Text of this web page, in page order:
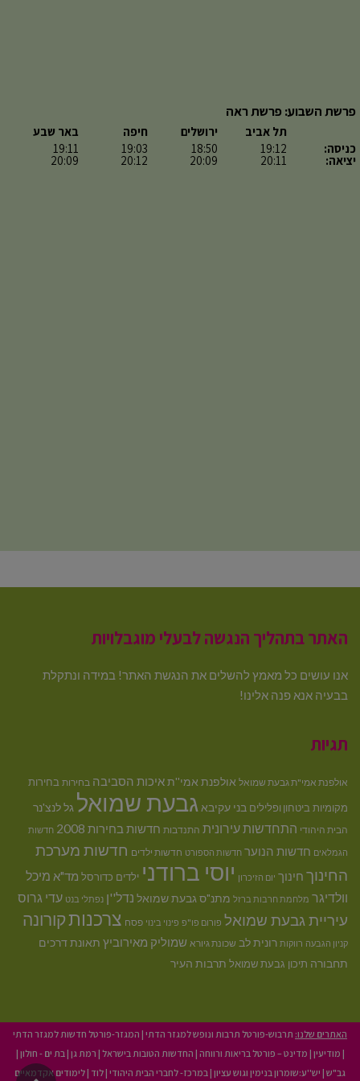
פרשת השבוע: פרשת ראה
כניסה:
יציאה:
תל אביב
19:12
20:11
ירושלים
18:50
20:09
חיפה
19:03
20:12
באר שבע
19:11
20:09
האתר בתהליך הנגשה לבעלי מוגבלויות
אנו עושים כל מאמץ להשלים את הנגשת האתר! במידה ונתקלת
בבעיה אנא פנה אלינו!
תגיות
אולפנת אמי"ת גבעת שמואל אולפנת אמי''תאיכות הסביבה בחירות בחירות
מקומיותביטחון ופלילים בני עקיבא גבעת שמואל גל לנצ'נר
הבית היהודי התחדשות עירונית התנדבות חדשות בחירות 2008 חדשות
הגמלאים חדשות הנוער חדשות הספורט חדשות ילדים חדשות מערכת
החינוך חינוך יום הזיכרון יוסי ברודני ילדים כדורסל מד"א מיכל
וולדיגר מלחמת חרבות ברזל מתנ"ס גבעת שמואל נדל''ן נפתלי בנט עדי גרוס
עיריית גבעת שמואל פורום פו"פ פינוי בינוי פסח צרכנותקורונה
קניון הגבעה רווקות רונית לב שכונת גיורא שמוליק מאירוביץ תאונת דרכים
תחבורה תיכון גבעת שמואל תרבות העיר
האתרים שלנו: תרבוש-פורטל תרבות ונופש למגזר הדתי | המגזר-פורטל חדשות למגזר הדתי
| מודיעין | מדינט – פורטל בריאות ורווחה | החדשות הטובות בישראל | רמת גן |בת ים - חולון |
גב"ש | יש''ע:שומרון בנימין וגוש עציון |במרכז- לחברי הבית היהודי |לוד |לימודים אקדמאיים